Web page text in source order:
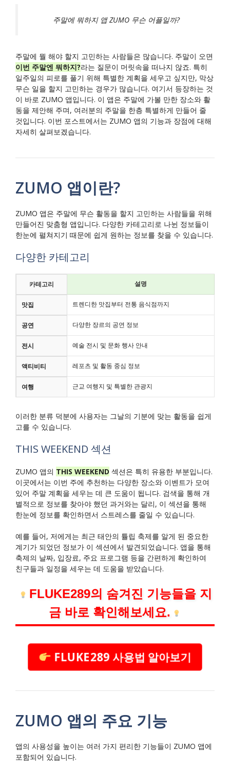
주말에 뭐하지 앱 ZUMO 무슨 어플일까?
주말에 뭘 해야 할지 고민하는 사람들은 많습니다. 주말이 오면
이번 주말엔 뭐하지?라는 질문이 머릿속을 떠나지 않죠. 특히
일주일의 피로를 풀기 위해 특별한 계획을 세우고 싶지만, 막상
무슨 일을 할지 고민하는 경우가 많습니다. 여기서 등장하는 것
이 바로 ZUMO 앱입니다. 이 앱은 주말에 가볼 만한 장소와 활
동을 제안해 주며, 여러분의 주말을 한층 특별하게 만들어 줄
것입니다. 이번 포스트에서는 ZUMO 앱의 기능과 장점에 대해
자세히 살펴보겠습니다.
ZUMO 앱이란?
ZUMO 앱은 주말에 무슨 활동을 할지 고민하는 사람들을 위해
만들어진 맞춤형 앱입니다. 다양한 카테고리로 나뉜 정보들이
한눈에 펼쳐지기 때문에 쉽게 원하는 정보를 찾을 수 있습니다.
다양한 카테고리
카테고리 설명
맛집 트렌디한 맛집부터 전통 음식점까지
공연 다양한 장르의 공연 정보
전시 예술 전시 및 문화 행사 안내
액티비티 레포츠 및 활동 중심 정보
여행 근교 여행지 및 특별한 관광지
이러한 분류 덕분에 사용자는 그날의 기분에 맞는 활동을 쉽게
고를 수 있습니다.
THIS WEEKEND 섹션
ZUMO 앱의 THIS WEEKEND 섹션은 특히 유용한 부분입니다.
이곳에서는 이번 주에 추천하는 다양한 장소와 이벤트가 모여
있어 주말 계획을 세우는 데 큰 도움이 됩니다. 검색을 통해 개
별적으로 정보를 찾아야 했던 과거와는 달리, 이 섹션을 통해
한눈에 정보를 확인하면서 스트레스를 줄일 수 있습니다.
예를 들어, 저에게는 최근 태안의 튤립 축제를 알게 된 중요한
계기가 되었던 정보가 이 섹션에서 발견되었습니다. 앱을 통해
축제의 날짜, 입장료, 주요 프로그램 등을 간편하게 확인하여
친구들과 일정을 세우는 데 도움을 받았습니다.
FLUKE289의 숨겨진 기능들을 지
금 바로 확인해보세요.
FLUKE289 사용법 알아보기
ZUMO 앱의 주요 기능
앱의 사용성을 높이는 여러 가지 편리한 기능들이 ZUMO 앱에
포함되어 있습니다.